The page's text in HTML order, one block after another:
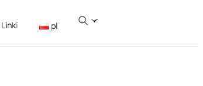
Linki pl